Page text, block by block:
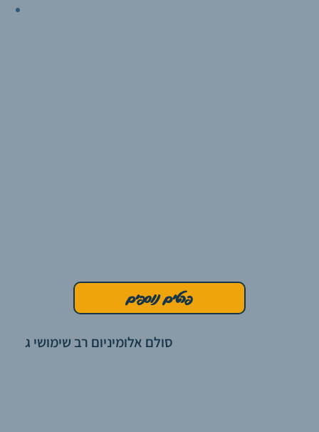
סולם אלומיניום רב שימושי ג
פרטים נוספים